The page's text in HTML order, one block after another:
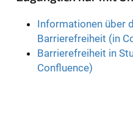
Informationen über
Barrierefreiheit (in
Barrierefreiheit in
Confluence)